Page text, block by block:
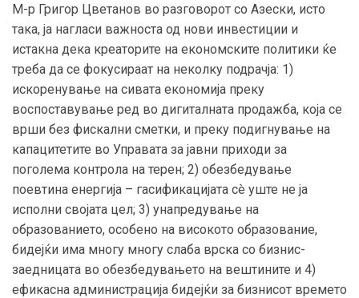
М-р Григор Цветанов во разговорот со Азески, исто
така, ја нагласи важноста од нови инвестиции и
истакна дека креаторите на економските политики ќе
треба да се фокусираат на неколку подрачја: 1)
искоренување на сивата економија преку
воспоставување ред во дигиталната продажба, која се
врши без фискални сметки, и преку подигнување на
капацитетите во Управата за јавни приходи за
поголема контрола на терен; 2) обезбедување
поевтина енергија – гасификацијата сè уште не ја
исполни својата цел; 3) унапредување на
образованието, особено на високото образование,
бидејќи има многу многу слаба врска со бизнис-
заедницата во обезбедувањето на вештините и 4)
ефикасна администрација бидејќи за бизнисот времето